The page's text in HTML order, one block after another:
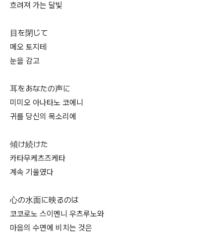
흐려져 가는 달빛
目を閉じて
메오 토지테
눈을 감고
耳をあなたの声に
미미오 아나타노 코에니
귀를 당신의 목소리에
傾け続けた
카타무케츠즈케타
계속 기울였다
心の水面に映るのは
코코로노 스이멘니 우츠루노와
마음의 수면에 비치는 것은